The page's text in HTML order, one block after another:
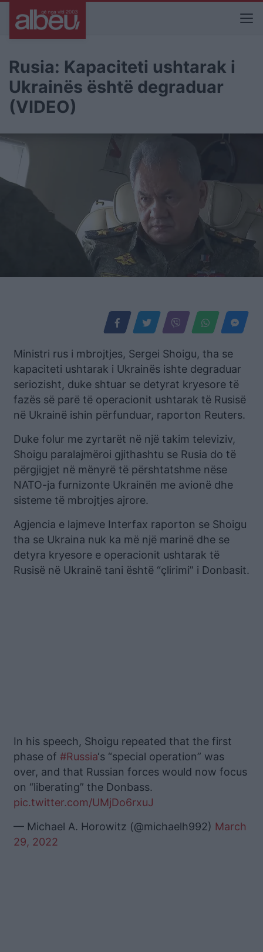
Rusia: Kapaciteti ushtarak i
Ukrainës është degraduar
(VIDEO)
Ministri rus i mbrojtjes, Sergei Shoigu, tha se
kapaciteti ushtarak i Ukrainës ishte degraduar
seriozisht, duke shtuar se detyrat kryesore të
fazës së parë të operacionit ushtarak të Rusisë
në Ukrainë ishin përfunduar, raporton Reuters.
Duke folur me zyrtarët në një takim televiziv,
Shoigu paralajmëroi gjithashtu se Rusia do të
përgjigjet në mënyrë të përshtatshme nëse
NATO-ja furnizonte Ukrainën me avionë dhe
sisteme të mbrojtjes ajrore.
Agjencia e lajmeve Interfax raporton se Shoigu
tha se Ukraina nuk ka më një marinë dhe se
detyra kryesore e operacionit ushtarak të
Rusisë në Ukrainë tani është “çlirimi” i Donbasit.
In his speech, Shoigu repeated that the first
phase of #Russia‘s “special operation” was
over, and that Russian forces would now focus
on “liberating” the Donbass.
pic.twitter.com/UMjDo6rxuJ
— Michael A. Horowitz (@michaelh992) March
29, 2022